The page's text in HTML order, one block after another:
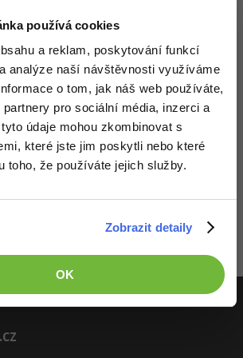
používá cookies
a reklam, poskytování funkcí
analýze naší návštěvnosti využíváme
o tom, jak náš web používáte,
pro sociální média, inzerci a
údaje mohou zkombinovat s
které jste jim poskytli nebo které
toho, že používáte jejich služby.
Zobrazit detaily
OK
specialista
-41%
(AI) -10%
softwaru
analýza
gramotnost
-80%
do nich také mohou přispívat pouze
zaregistruj se, je to zdarma.
1.